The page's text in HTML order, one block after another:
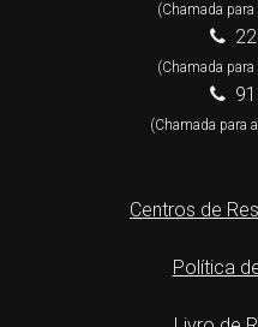
(Chamada para
(Chamada para
(Chamada para
Centros de
Política